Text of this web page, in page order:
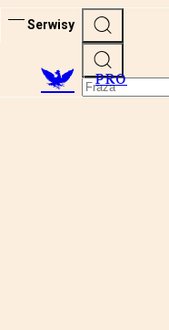
Serwisy
PRO